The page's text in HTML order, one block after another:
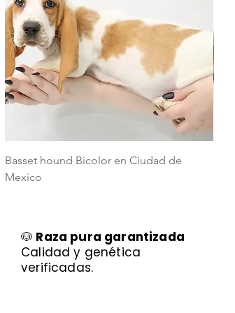
Basset hound Bicolor en Ciudad de
Mexico
🐶 Raza pura garantizada
Calidad y genética
verificadas.